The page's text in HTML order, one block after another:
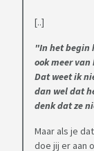
[..]
"In het begin
ook meer
Dat weet ik
dan wel dat
denk dat ze
Maar als je
doe jij er aan